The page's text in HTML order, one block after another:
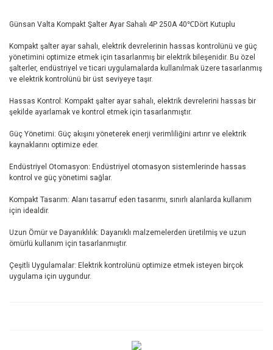
Günsan Valta Kompakt Şalter Ayar Sahalı 4P 250A 40℃Dört Kutuplu
Kompakt şalter ayar sahalı, elektrik devrelerinin hassas kontrolünü ve güç
yönetimini optimize etmek için tasarlanmış bir elektrik bileşenidir. Bu özel
şalterler, endüstriyel ve ticari uygulamalarda kullanılmak üzere tasarlanmış
ve elektrik kontrolünü bir üst seviyeye taşır.
Hassas Kontrol: Kompakt şalter ayar sahalı, elektrik devrelerini hassas bir
şekilde ayarlamak ve kontrol etmek için tasarlanmıştır.
Güç Yönetimi: Güç akışını yöneterek enerji verimliliğini artırır ve elektrik
kaynaklarını optimize eder.
Endüstriyel Otomasyon: Endüstriyel otomasyon sistemlerinde hassas
kontrol ve güç yönetimi sağlar.
Kompakt Tasarım: Alanı tasarruf eden tasarımı, sınırlı alanlarda kullanım
için idealdir.
Uzun Ömür ve Dayanıklılık: Dayanıklı malzemelerden üretilmiş ve uzun
ömürlü kullanım için tasarlanmıştır.
Çeşitli Uygulamalar: Elektrik kontrolünü optimize etmek isteyen birçok
uygulama için uygundur.